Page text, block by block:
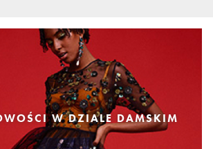
W DZIALE DAMSKIM